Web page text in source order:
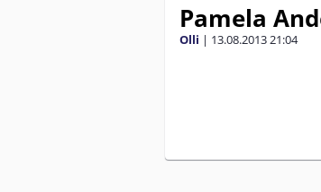
Pamela
Olli | 13.08.201321:04